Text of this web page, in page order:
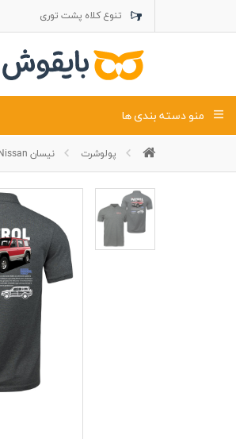
تنوع کلاه پشت توری
تنوع کلاه کتان
تنوع تراول ماک
منو دسته بندی ها
پولوشرت نیسان Nissan